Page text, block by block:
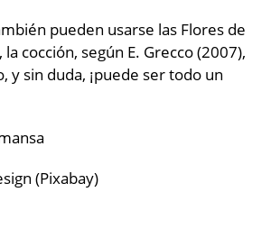
pueden usarse las Flores de
cocción, según E. Grecco (2007),
y sin duda, ¡puede ser todo un
(Pixabay)